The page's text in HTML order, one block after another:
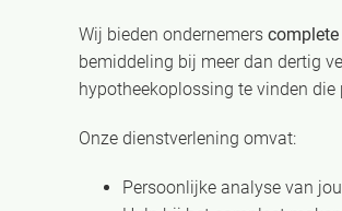
Wij bieden ondernemers
bemiddeling bij meer dan dertig
hypotheekoplossing te vinden
Onze dienstverlening omvat:
Persoonlijke analyse van